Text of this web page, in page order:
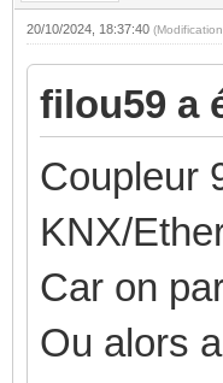
20/10/2024, 18:37:40
filou59 a
Coupleur
KNX/
Car on
Ou alors